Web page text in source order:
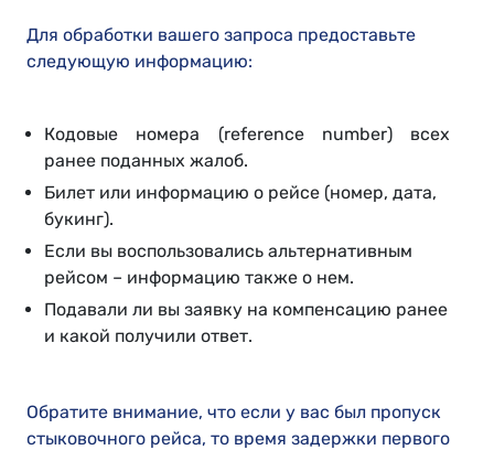
Для обработки вашего запроса предоставьте
следующую информацию:
Кодовые номера (reference number) всех
ранее поданных жалоб.
Билет или информацию о рейсе (номер, дата,
букинг).
Если вы воспользовались альтернативным
рейсом – информацию также о нем.
Подавали ли вы заявку на компенсацию ранее
и какой получили ответ.
Обратите внимание, что если у вас был пропуск
стыковочного рейса, то время задержки первого